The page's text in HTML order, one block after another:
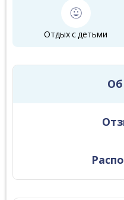
Отдых с детьми
Об